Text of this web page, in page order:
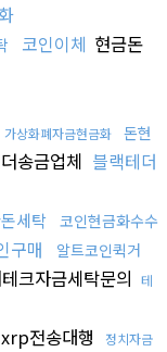
코인이체 현금돈
가상화폐자금현금화
돈현
송금업체 블랙테더
세탁
코인현금화수수
구매
알트코인퀵거
크자금세탁문의 테
xrp전송대행
정치자금